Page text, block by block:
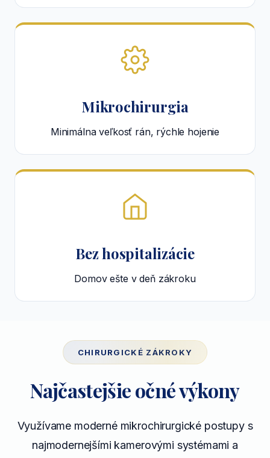
Mikrochirurgia
Minimálna veľkosť rán, rýchle hojenie
Bez hospitalizácie
Domov ešte v deň zákroku
CHIRURGICKÉ ZÁKROKY
Najčastejšie očné výkony
Využívame moderné mikrochirurgické postupy s
najmodernejšími kamerovými systémami a